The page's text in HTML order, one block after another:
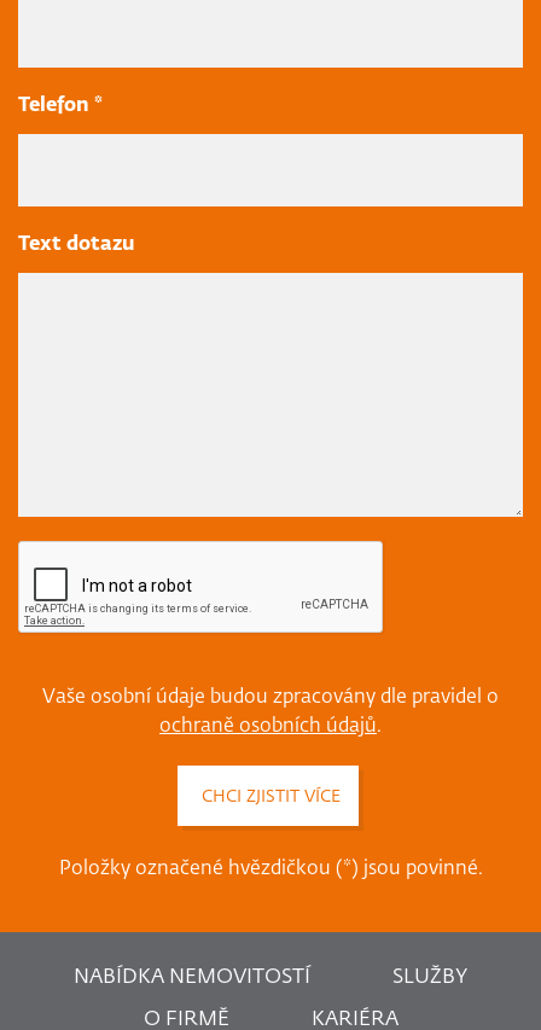
Telefon *
Text dotazu
Vaše osobní údaje budou zpracovány dle pravidel o
ochraně osobních údajů.
Položky označené hvězdičkou (*) jsou povinné.
NABÍDKA NEMOVITOSTÍ SLUŽBY
O FIRMĚ KARIÉRA